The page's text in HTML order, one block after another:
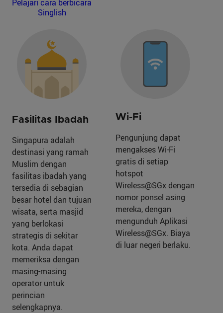
Pelajari cara berbicara
Singlish
Fasilitas Ibadah
Singapura adalah
destinasi yang ramah
Muslim dengan
fasilitas ibadah yang
tersedia di sebagian
besar hotel dan tujuan
wisata, serta masjid
yang berlokasi
strategis di sekitar
kota. Anda dapat
memeriksa dengan
masing-masing
operator untuk
perincian
selengkapnya.
Wi-Fi
Pengunjung dapat
mengakses Wi-Fi
gratis di setiap
hotspot
Wireless@SGx dengan
nomor ponsel asing
mereka, dengan
mengunduh Aplikasi
Wireless@SGx. Biaya
di luar negeri berlaku.